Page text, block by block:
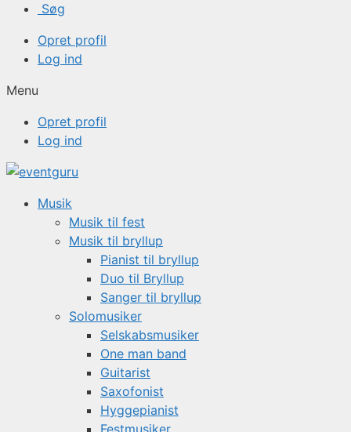
Søg
Opret profil
Log ind
Menu
Opret profil
Log ind
Musik
Musik til fest
Musik til bryllup
Pianist til bryllup
Duo til Bryllup
Sanger til bryllup
Solomusiker
Selskabsmusiker
One man band
Guitarist
Saxofonist
Hyggepianist
Festmusiker